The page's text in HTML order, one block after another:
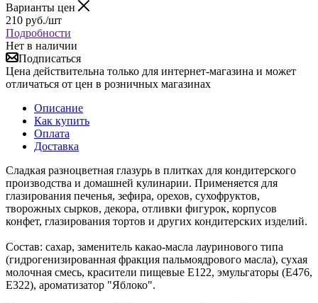
Варианты цен
210 руб./шт
Подробности
Нет в наличии
Подписаться
Цена действительна только для интернет-магазина и может
отличаться от цен в розничных магазинах
Описание
Как купить
Оплата
Доставка
Сладкая разноцветная глазурь в плитках для кондитерского
производства и домашней кулинарии. Применяется для
глазирования печенья, зефира, орехов, сухофруктов,
творожных сырков, декора, отливки фигурок, корпусов
конфет, глазирования тортов и других кондитерских изделий.
Состав: сахар, заменитель какао-масла лауринового типа
(гидрогенизированная фракция пальмоядрового масла), сухая
молочная смесь, красители пищевые Е122, эмульгаторы (Е476,
Е322), ароматизатор "Яблоко".